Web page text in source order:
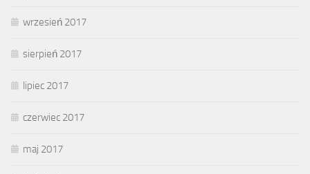
wrzesień 2017
sierpień 2017
lipiec 2017
czerwiec 2017
maj 2017